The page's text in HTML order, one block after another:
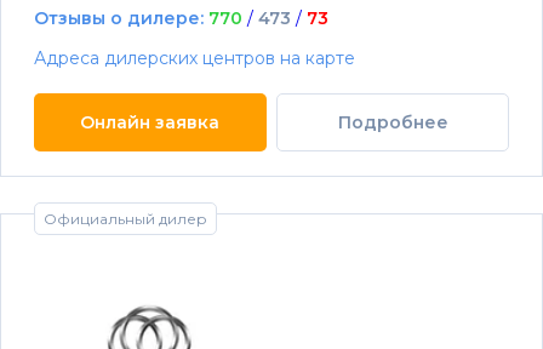
Отзывы о дилере: 770 / 473 / 73
Адреса дилерских центров на карте
Онлайн заявка Подробнее
Официальный дилер